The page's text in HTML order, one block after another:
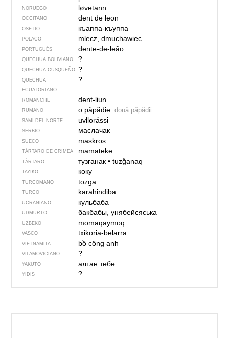
NORUEGO løvetann
OCCITANO dent de leon
OSETIO къаппа-къуппа
POLACO mlecz, dmuchawiec
PORTUGUÉS dente-de-leão
QUECHUA BOLIVIANO ?
QUECHUA CUSQUEÑO ?
QUECHUA
ECUATORIANO
?
ROMANCHE dent-liun
RUMANO o păpădie două păpădii
SAMI DEL NORTE uvllorássi
SERBIO маслачак
SUECO maskros
TÁRTARO DE CRIMEA mamateke
TÁRTARO тузганак• tuzğanaq
TAYIKO коқу
TURCOMANO tozga
TURCO karahindiba
UCRANIANO кульбаба
UDMURTO бакбабы, унябейсяська
UZBEKO momaqaymoq
VASCO txikoria-belarra
VIETNAMITA bồ công anh
VILAMOVICIANO ?
YAKUTO алтан төбө
YIDIS ?